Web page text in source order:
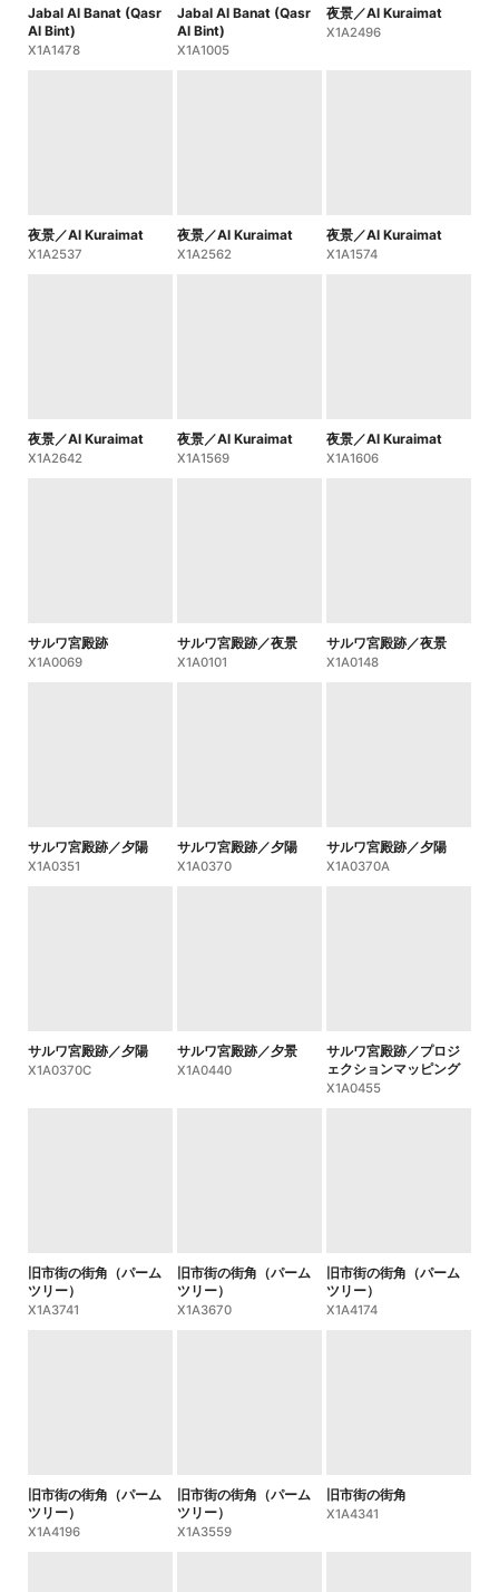
Jabal Al Banat (Qasr
Al Bint)
X1A1478
Jabal Al Banat (Qasr
Al Bint)
X1A1005
夜景／Al Kuraimat
X1A2496
夜景／Al Kuraimat
X1A2537
夜景／Al Kuraimat
X1A2562
夜景／Al Kuraimat
X1A1574
夜景／Al Kuraimat
X1A2642
夜景／Al Kuraimat
X1A1569
夜景／Al Kuraimat
X1A1606
サルワ宮殿跡
X1A0069
サルワ宮殿跡／夜景
X1A0101
サルワ宮殿跡／夜景
X1A0148
サルワ宮殿跡／夕陽
X1A0351
サルワ宮殿跡／夕陽
X1A0370
サルワ宮殿跡／夕陽
X1A0370A
サルワ宮殿跡／夕陽
X1A0370C
サルワ宮殿跡／夕景
X1A0440
サルワ宮殿跡／プロジ
ェクションマッピング
X1A0455
旧市街の街角（パーム
ツリー）
X1A3741
旧市街の街角（パーム
ツリー）
X1A3670
旧市街の街角（パーム
ツリー）
X1A4174
旧市街の街角（パーム
ツリー）
X1A4196
旧市街の街角（パーム
ツリー）
X1A3559
旧市街の街角
X1A4341